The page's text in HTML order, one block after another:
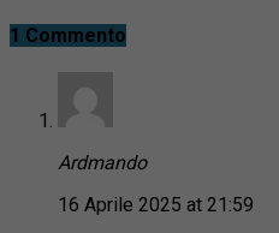
1 Commento
Ardmando
16 Aprile 2025 at 21:59